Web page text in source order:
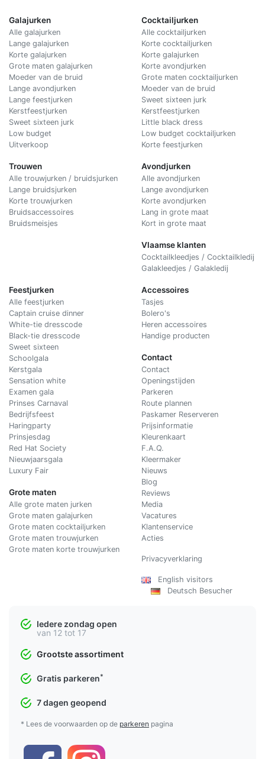
Galajurken
Alle galajurken
Lange galajurken
Korte galajurken
Grote maten galajurken
Moeder van de bruid
Lange avondjurken
Lange feestjurken
Kerstfeestjurken
Sweet sixteen jurk
Low budget
Uitverkoop
Trouwen
Alle trouwjurken / bruidsjurken
Lange bruidsjurken
Korte trouwjurken
Bruidsaccessoires
Bruidsmeisjes
Cocktailjurken
Alle cocktailjurken
Korte cocktailjurken
Korte galajurken
Korte avondjurken
Grote maten cocktailjurken
Moeder van de bruid
Sweet sixteen jurk
Kerstfeestjurken
Little black dress
Low budget cocktailjurken
Korte feestjurken
Avondjurken
Alle avondjurken
Lange avondjurken
Korte avondjurken
Lang in grote maat
Kort in grote maat
Vlaamse klanten
Cocktailkleedjes / Cocktailkledij
Galakleedjes / Galakledij
Feestjurken
Alle feestjurken
Captain cruise dinner
White-tie dresscode
Black-tie dresscode
Sweet sixteen
Schoolgala
Kerstgala
Sensation white
Examen gala
Prinses Carnaval
Bedrijfsfeest
Haringparty
Prinsjesdag
Red Hat Society
Nieuwjaarsgala
Luxury Fair
Grote maten
Alle grote maten jurken
Grote maten galajurken
Grote maten cocktailjurken
Grote maten trouwjurken
Grote maten korte trouwjurken
Accessoires
Tasjes
Bolero's
Heren accessoires
Handige producten
Contact
Contact
Openingstijden
Parkeren
Route plannen
Paskamer Reserveren
Prijsinformatie
Kleurenkaart
F.A.Q.
Kleermaker
Nieuws
Blog
Reviews
Media
Vacatures
Klantenservice
Acties
Privacyverklaring
English visitors
Deutsch Besucher
Iedere zondag open
van 12 tot 17
Grootste assortiment
Gratis parkeren*
7 dagen geopend
* Lees de voorwaarden op de parkeren pagina